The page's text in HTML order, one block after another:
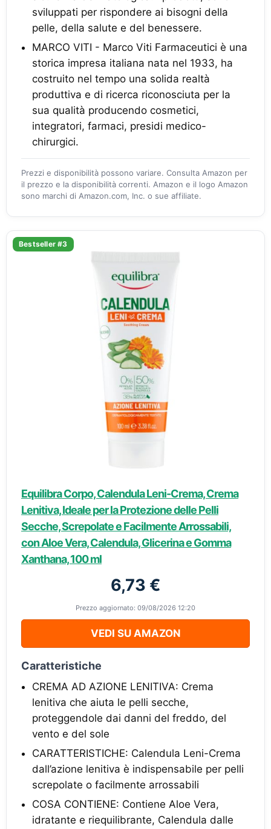
sviluppati per rispondere ai bisogni della
pelle, della salute e del benessere.
MARCO VITI - Marco Viti Farmaceutici è una
storica impresa italiana nata nel 1933, ha
costruito nel tempo una solida realtà
produttiva e di ricerca riconosciuta per la
sua qualità producendo cosmetici,
integratori, farmaci, presidi medico-
chirurgici.
Prezzi e disponibilità possono variare. Consulta Amazon per
il prezzo e la disponibilità correnti. Amazon e il logo Amazon
sono marchi di Amazon.com, Inc. o sue affiliate.
Bestseller #3
Equilibra Corpo, Calendula Leni-Crema, Crema
Lenitiva, Ideale per la Protezione delle Pelli
Secche, Screpolate e Facilmente Arrossabili,
con Aloe Vera, Calendula, Glicerina e Gomma
Xanthana, 100 ml
6,73 €
Prezzo aggiornato: 09/08/2026 12:20
VEDI SU AMAZON
Caratteristiche
CREMA AD AZIONE LENITIVA: Crema
lenitiva che aiuta le pelli secche,
proteggendole dai danni del freddo, del
vento e del sole
CARATTERISTICHE: Calendula Leni-Crema
dall’azione lenitiva è indispensabile per pelli
screpolate o facilmente arrossabili
COSA CONTIENE: Contiene Aloe Vera,
idratante e riequilibrante, Calendula dalle